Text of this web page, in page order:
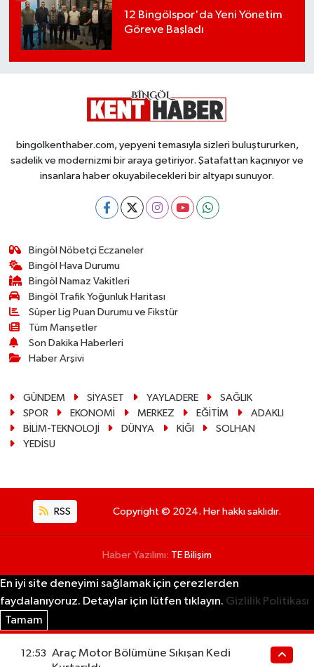
12 Bingölspor'da Yeni Yönetim
Göreve Başladı
bingolkenthaber.com, yepyeni temasıyla sizleri buluştururken,
sadelik ve modernizmi bir araya getiriyor. Şatafattan kaçınıyor ve
insanlara haber okuyabilecekleri bir altyapı sunuyor.
Bingöl Nöbetçi Eczaneler
Bingöl Hava Durumu
Bingöl Namaz Vakitleri
Bingöl Trafik Yoğunluk Haritası
Süper Lig Puan Durumu ve Fikstür
Tüm Manşetler
Son Dakika Haberleri
Haber Arşivi
GÜNDEM SİYASET YAYLADERE
SAĞLIK
SPOR
EKONOMİ MERKEZ EĞİTİM
ADAKLI
BİLİM-TEKNOLOJİ
DÜNYA KİĞI
SOLHAN
YEDİSU
RSS Copyright © 2024. Her hakkı saklıdır.
Haber Yazılımı: TE Bilişim
En iyi site deneyimi sağlamak için çerezlerden
faydalanıyoruz. Detaylar için lütfen tıklayın. Gizlilik Politikası
Tamam
12:53
Araç Motor Bölümüne Sıkışan Kedi